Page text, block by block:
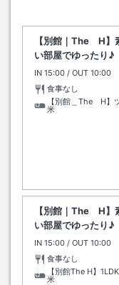
【別館｜The H】
い部屋でゆったり♪
IN チェックイン
15:00 / OUT チェッ
10:00
食事なし
【別館＿The H】
米
【別館｜The H】
い部屋でゆったり♪
IN チェックイン
15:00 / OUT チェッ
10:00
食事なし
【別館The H】
米